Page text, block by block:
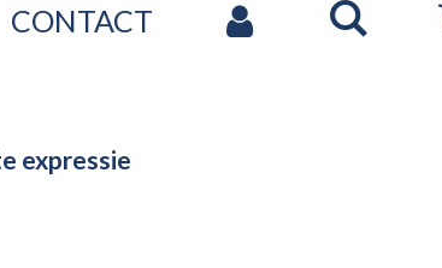
CONTACT
expressie